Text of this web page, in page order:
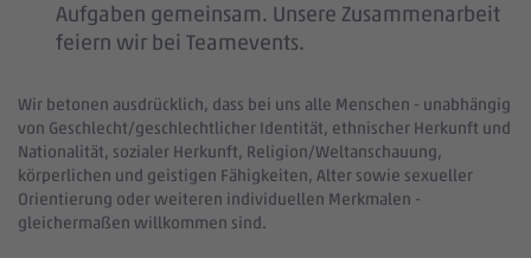
Aufgaben gemeinsam. Unsere Zusammenarbeit
feiern wir bei Teamevents.
Wir betonen ausdrücklich, dass bei uns alle Menschen - unabhängig
von Geschlecht/geschlechtlicher Identität, ethnischer Herkunft und
Nationalität, sozialer Herkunft, Religion/Weltanschauung,
körperlichen und geistigen Fähigkeiten, Alter sowie sexueller
Orientierung oder weiteren individuellen Merkmalen -
gleichermaßen willkommen sind.